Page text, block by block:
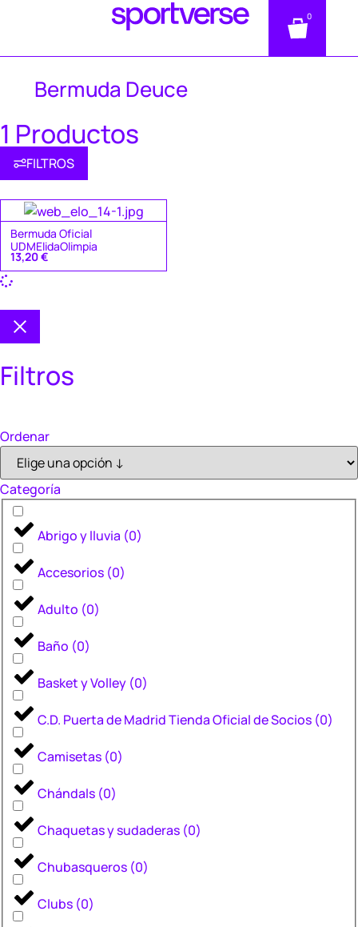
0
Bermuda Deuce
1 Productos
FILTROS
Bermuda Oficial
UDMElidaOlimpia
13,20€
Filtros
Ordenar
Categoría
Abrigo y lluvia (0)
Accesorios (0)
Adulto (0)
Baño (0)
Basket y Volley (0)
C.D. Puerta de Madrid Tienda Oficial de Socios (0)
Camisetas (0)
Chándals (0)
Chaquetas y sudaderas (0)
Chubasqueros (0)
Clubs (0)